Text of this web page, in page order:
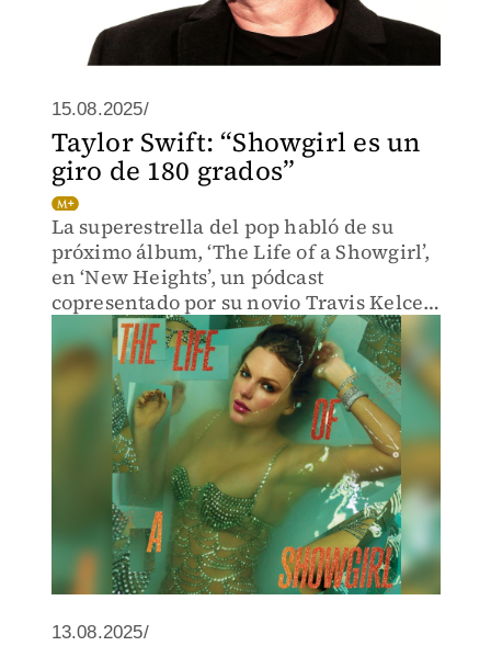
15.08.2025/
Taylor Swift: “Showgirl es un
giro de 180 grados”
La superestrella del pop habló de su
próximo álbum, ‘The Life of a Showgirl’,
en ‘New Heights’, un pódcast
copresentado por su novio Travis Kelce,
el jugador de la NFL.
13.08.2025/